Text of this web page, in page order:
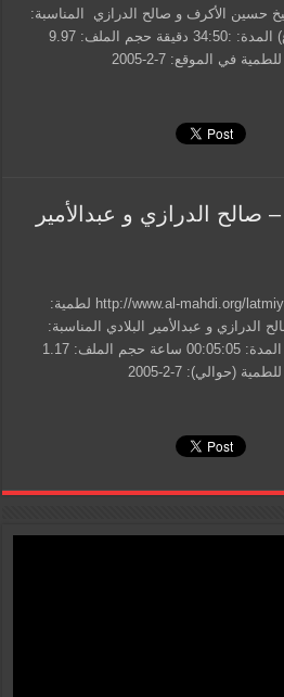
حسين الأكرف و صالح الدرازي المناسبة:
استشهاد القاسم بن الحسن (ع) المدة: :34:50 دقيقة حجم الملف: 9.97
في الموقع: 7-2-2005
صالح الدرازي و عبدالأمير
http://www.al-mahdi.org/latmiyyat/s_alderazi/wadeeny.mp3 لطمية:
الدرازي و عبدالأمير البلادي المناسبة:
استشهاد القاسم بن الحسن ع المدة: 00:05:05 ساعة حجم الملف: 1.17
(حوالي): 7-2-2005